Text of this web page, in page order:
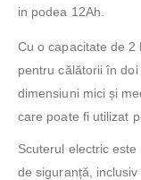
in podea 12Ah.
Cu o capacitate de 2
pentru călătorii în
dimensiuni mici și
care poate fi utilizat
Scuterul electric
de siguranță,